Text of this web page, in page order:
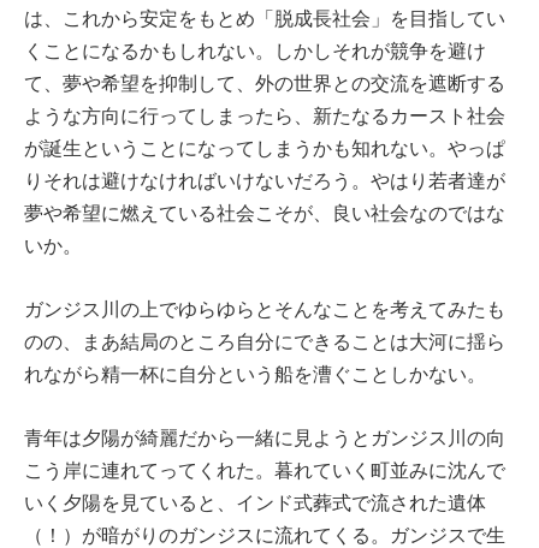
は、これから安定をもとめ「脱成長社会」を目指してい
くことになるかもしれない。しかしそれが競争を避け
て、夢や希望を抑制して、外の世界との交流を遮断する
ような方向に行ってしまったら、新たなるカースト社会
が誕生ということになってしまうかも知れない。やっぱ
りそれは避けなければいけないだろう。やはり若者達が
夢や希望に燃えている社会こそが、良い社会なのではな
いか。
ガンジス川の上でゆらゆらとそんなことを考えてみたも
のの、まあ結局のところ自分にできることは大河に揺ら
れながら精一杯に自分という船を漕ぐことしかない。
青年は夕陽が綺麗だから一緒に見ようとガンジス川の向
こう岸に連れてってくれた。暮れていく町並みに沈んで
いく夕陽を見ていると、インド式葬式で流された遺体
（！）が暗がりのガンジスに流れてくる。ガンジスで生